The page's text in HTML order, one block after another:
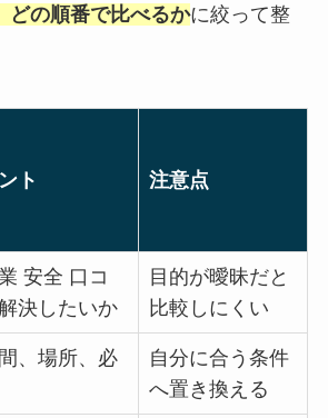
どの順番で比べるかに絞って整
ト 注意点
安全 口コ
決したいか
目的が曖昧だと
比較しにくい
、場所、必
自分に合う条件
へ置き換える